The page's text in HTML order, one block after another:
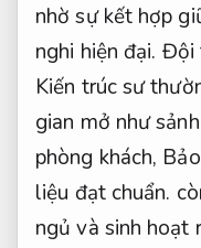
nhờ sự kết hợp
nghi hiện đại. Đội
Kiến trúc sư
gian mở như
phòng khách,
liệu đạt chuẩn.
ngủ và sinh hoạt